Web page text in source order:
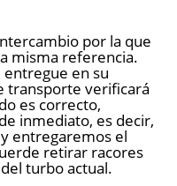
por la que
misma referencia.
entregue en su
transporte verificará
es correcto,
inmediato, es decir,
entregaremos el
retirar racores
turbo actual.